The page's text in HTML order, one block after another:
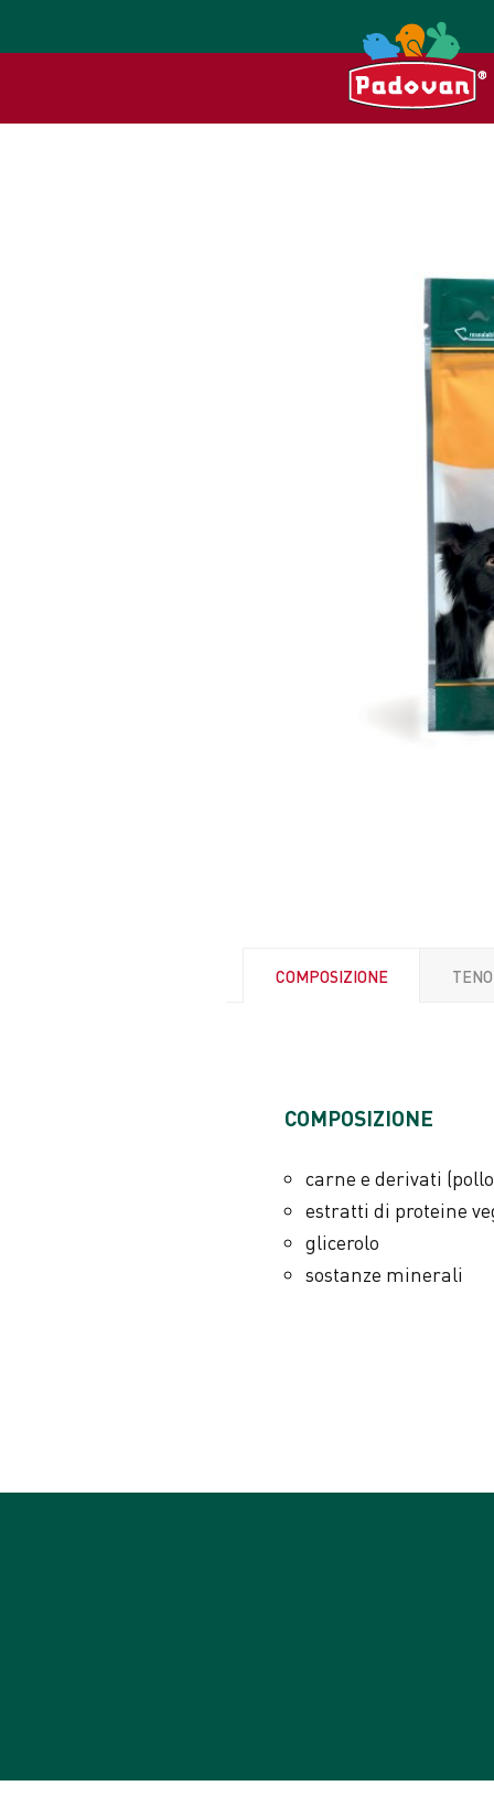
COMPOSIZIONE
COMPOSIZIONE
carne e derivati
estratti di proteine
glicerolo
sostanze minerali
fibra grezza 1%
oli e grassi grezzi 2,5%
ceneri grezze 5,5%
umidità 18%